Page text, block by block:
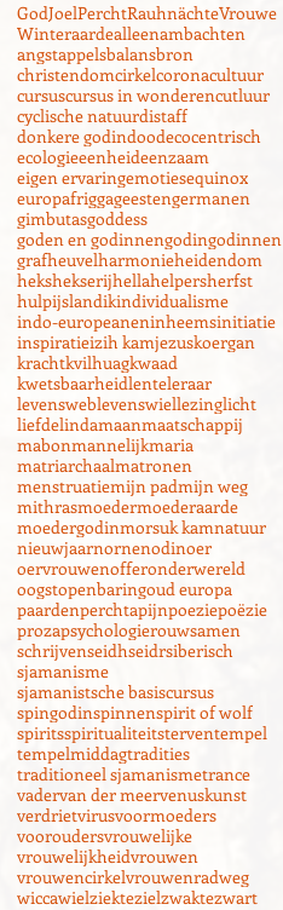
GodJoelPerchtRauhnächteVrouwe
Winteraardealleenambachten
angstappelsbalansbron
christendomcirkelcoronacultuur
cursuscursus in wonderencutluur
cyclische natuurdistaff
donkere godindoodecocentrisch
ecologieeenheideenzaam
eigen ervaringemotiesequinox
europafriggageestengermanen
gimbutasgoddess
goden en godinnengodingodinnen
grafheuvelharmonieheidendom
hekshekserijhellahelpersherfst
hulpijslandikindividualisme
indo-europeaneninheemsinitiatie
inspiratieizih kamjezuskoergan
krachtkvilhuagkwaad
kwetsbaarheidlenteleraar
levensweblevenswiellezinglicht
liefdelindamaanmaatschappij
mabonmannelijkmaria
matriarchaalmatronen
menstruatiemijn padmijn weg
mithrasmoedermoederaarde
moedergodinmorsuk kamnatuur
nieuwjaarnornenodinoer
oervrouwenofferonderwereld
oogstopenbaringoud europa
paardenperchtapijnpoeziepoëzie
prozapsychologierouwsamen
schrijvenseidhseidrsiberisch
sjamanisme
sjamanistsche basiscursus
spingodinspinnenspirit of wolf
spiritsspiritualiteitsterventempel
tempelmiddagtradities
traditioneel sjamanismetrance
vadervan der meervenuskunst
verdrietvirusvoormoeders
vooroudersvrouwelijke
vrouwelijkheidvrouwen
vrouwencirkelvrouwenradweg
wiccawielziektezielzwaktezwart